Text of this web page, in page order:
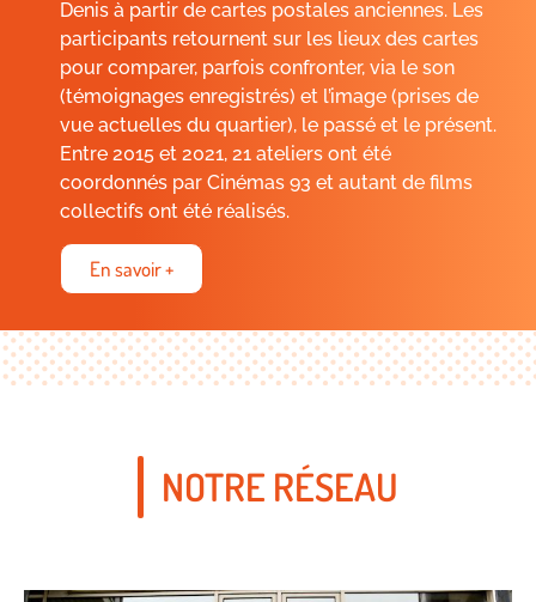
Denis à partir de cartes postales anciennes. Les
participants retournent sur les lieux des cartes
pour comparer, parfois confronter, via le son
(témoignages enregistrés) et l’image (prises de
vue actuelles du quartier), le passé et le présent.
Entre 2015 et 2021, 21 ateliers ont été
coordonnés par Cinémas 93 et autant de films
collectifs ont été réalisés.
En savoir +
NOTRE RÉSEAU